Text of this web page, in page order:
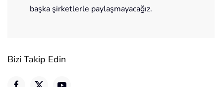
başka şirketlerle paylaşmayacağız.
Bizi Takip Edin